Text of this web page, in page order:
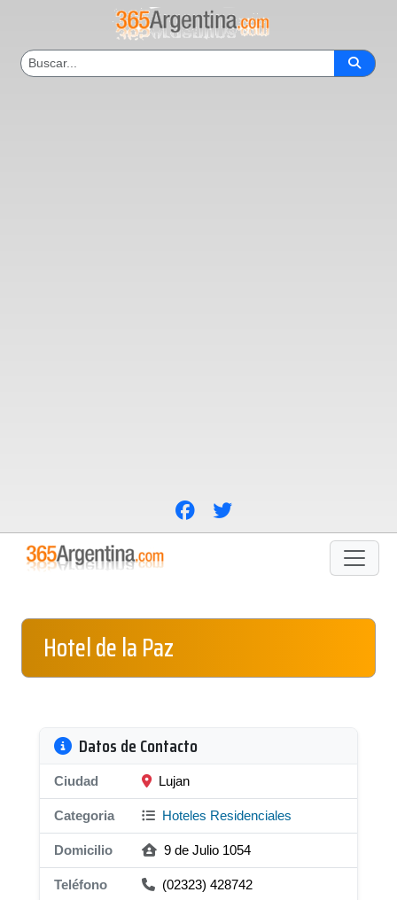
Hotel de la Paz
Datos de Contacto
Ciudad Lujan
Categoria Hoteles Residenciales
Domicilio 9 de Julio 1054
Teléfono (02323) 428742